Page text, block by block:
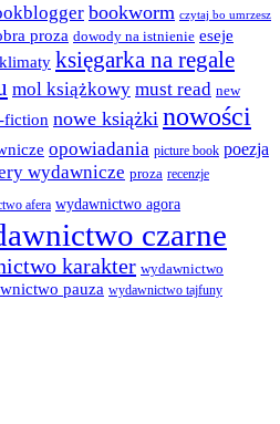
bookworm czytaj bo umrzesz
proza dowody na istnienie eseje
księgarka na regale
mol książkowy must read new
fiction nowe książki nowości
opowiadania picture book poezja
wydawnicze proza recenzje
afera wydawnictwo agora
czarne
karakter wydawnictwo
pauza wydawnictwo tajfuny